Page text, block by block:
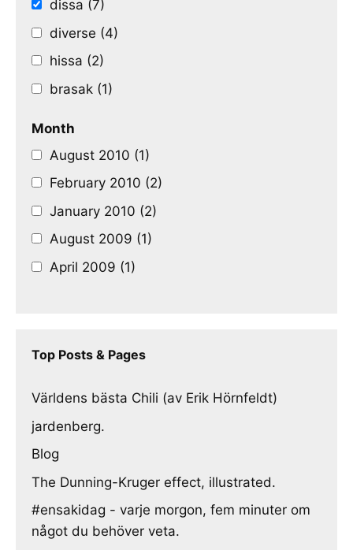
dissa (7)
diverse (4)
hissa (2)
brasak (1)
Month
August 2010 (1)
February 2010 (2)
January 2010 (2)
August 2009 (1)
April 2009 (1)
Top Posts & Pages
Världens bästa Chili (av Erik Hörnfeldt)
jardenberg.
Blog
The Dunning-Kruger effect, illustrated.
#ensakidag - varje morgon, fem minuter om
något du behöver veta.